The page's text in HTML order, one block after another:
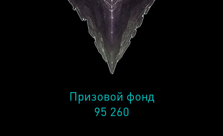
Призовой фонд
95 260